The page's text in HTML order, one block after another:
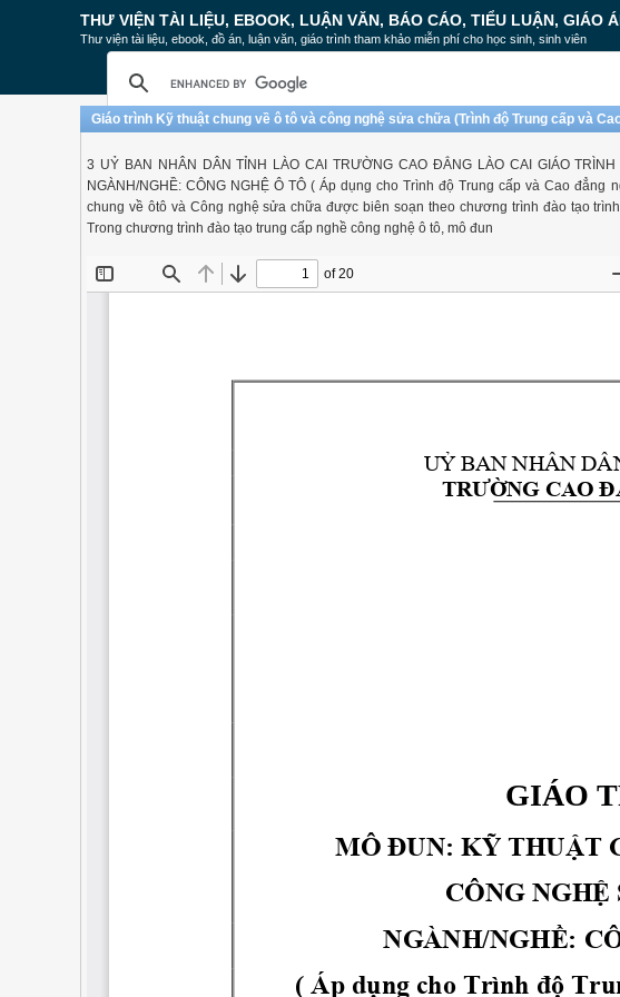
THƯ VIỆN TÀI LIỆU, EBOOK, LUẬN VĂN, BÁO CÁO, TIỂU LUẬN, GIÁO
Thư viện tài liệu, ebook, đồ án, luận văn, giáo trình tham khảo miễn phí cho học sinh, sinh viên
Giáo trình Kỹ thuật chung về ô tô và công nghệ sửa chữa (Trình độ Trung cấp và
3 UỶ BAN NHÂN DÂN TỈNH LÀO CAI TRƯỜNG CAO ĐẲNG LÀO CAI GIÁO
NGÀNH/NGHỀ: CÔNG NGHỆ Ô TÔ ( Áp dụng cho Trình độ Trung cấp và Cao
chung về ôtô và Công nghệ sửa chữa được biên soạn theo chương trình đào tạo
Trong chương trình đào tạo trung cấp nghề công nghệ ô tô, mô đun